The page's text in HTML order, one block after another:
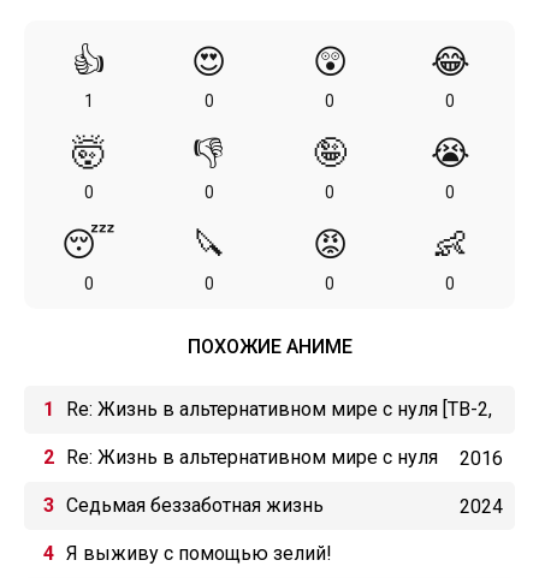
👍
1
😍
0
😲
0
😂
0
🤯
0
👎
0
🤪
0
😭
0
😴
0
🔪
0
😡
0
👶
0
ПОХОЖИЕ АНИМЕ
Re: Жизнь в альтернативном мире с нуля [ТВ-2,
2 часть]
Re: Жизнь в альтернативном мире с нуля
[ТВ-1]
2016
Седьмая беззаботная жизнь 2024
Я выживу с помощью зелий!